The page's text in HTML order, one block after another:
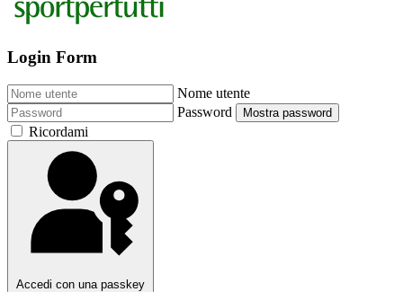
Login Form
Nome utente
Password
Mostra password
Ricordami
Accedi con una passkey